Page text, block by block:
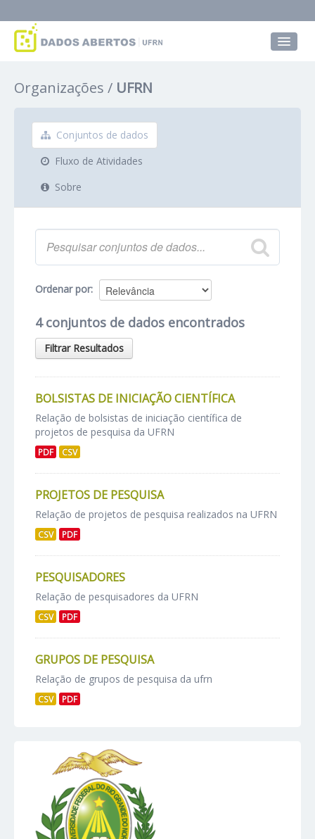
Grupos
Sobre
Organizações UFRN
Conjuntos de dados
Fluxo de Atividades
Sobre
Ordenar por
4 conjuntos de dados encontrados
Filtrar Resultados
BOLSISTAS DE INICIAÇÃO CIENTÍFICA
Relação de bolsistas de iniciação científica de
projetos de pesquisa da UFRN
PDF CSV
PROJETOS DE PESQUISA
Relação de projetos de pesquisa realizados na UFRN
CSV PDF
PESQUISADORES
Relação de pesquisadores da UFRN
CSV PDF
GRUPOS DE PESQUISA
Relação de grupos de pesquisa da ufrn
CSV PDF